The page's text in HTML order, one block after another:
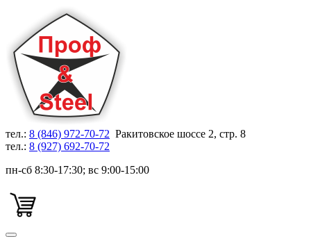
тел.: 8 (846) 972-70-72 Ракитовское шоссе 2, стр. 8
тел.: 8 (927) 692-70-72
пн-сб 8:30-17:30; вс 9:00-15:00